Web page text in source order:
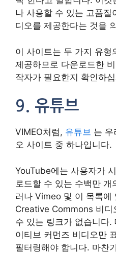
나 사용할 수 있는 고품질
디오를 제공한다는 것을
이 사이트는 두 가지 유형
제공하므로 다운로드한
작자가 필요한지 확인하
9. 유튜브
VIMEO처럼, 유튜브 는 우
오 사이트 중 하나입니다.
YouTube에는 사용자가
로드할 수 있는 수백만
러나 Vimeo 및 이 목록에
Creative Commons 비디
수 있는 링크가 없습니다.
이티브 커먼즈 비디오만
필터링해야 합니다. 마찬